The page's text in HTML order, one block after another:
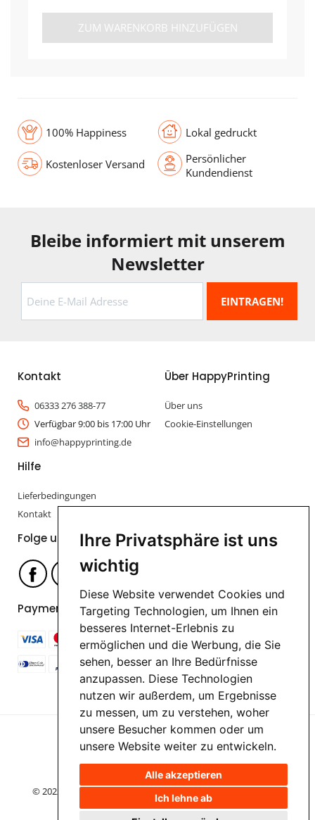
Ihre Privatsphäre ist uns
wichtig
Diese Website verwendet Cookies und
Targeting Technologien, um Ihnen ein
besseres Internet-Erlebnis zu
ermöglichen und die Werbung, die Sie
sehen, besser an Ihre Bedürfnisse
anzupassen. Diese Technologien
nutzen wir außerdem, um Ergebnisse
zu messen, um zu verstehen, woher
unsere Besucher kommen oder um
unsere Website weiter zu entwickeln.
Alle akzeptieren
Ich lehne ab
ZUM WARENKORB HINZUFÜGEN
100% Happiness Lokal gedruckt
Kostenloser Versand
Persönlicher
Kundendienst
Bleibe informiert mit unserem
Newsletter
Kontakt
06333 276 388-77
Verfügbar 9:00 bis 17:00 Uhr
info@happyprinting.de
Über HappyPrinting
Über uns
Cookie-Einstellungen
Hilfe
Lieferbedingungen
Kontakt
Folge uns
Payment options
© 2022-2026 HappyPrinting | Help is here 06333 276 388-77